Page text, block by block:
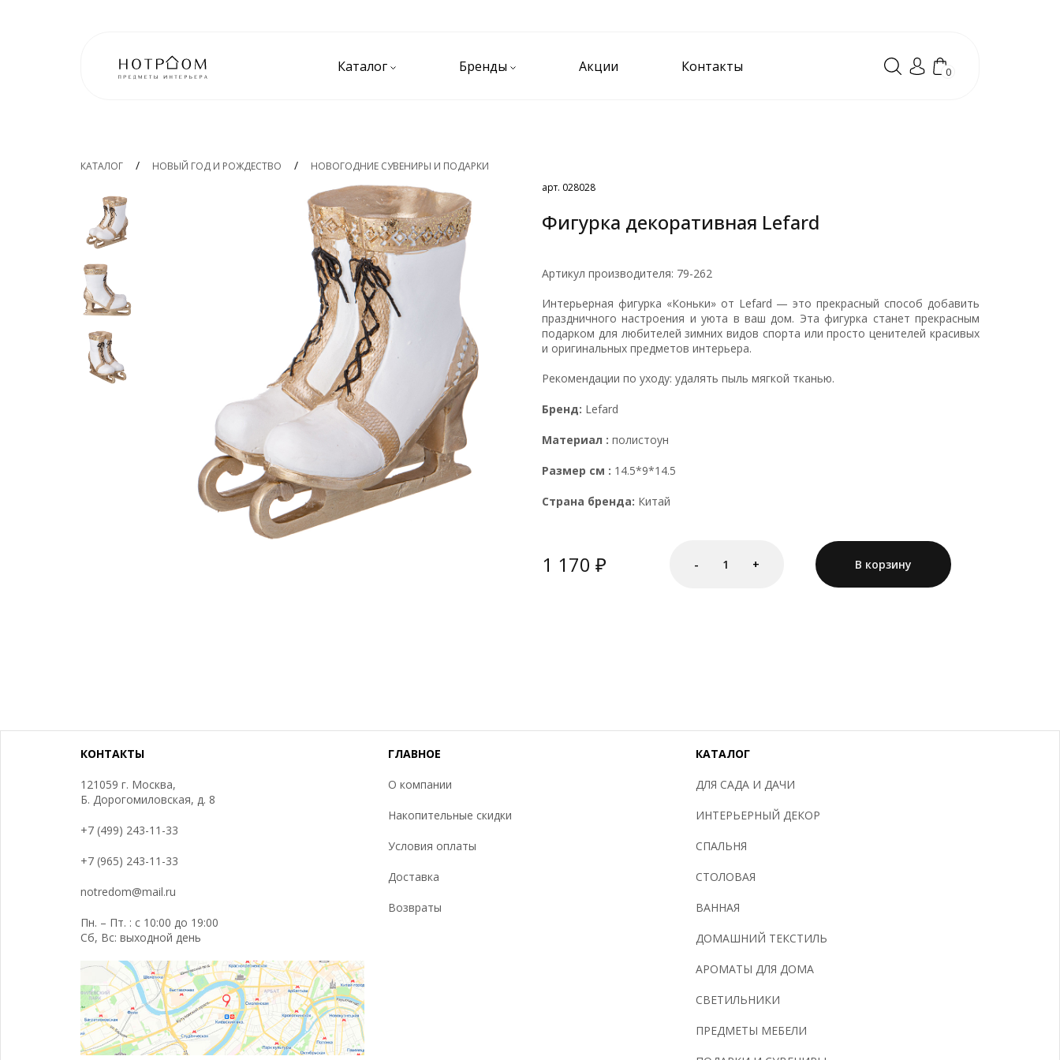
Каталог Бренды Акции Контакты 0
КАТАЛОГ НОВЫЙ ГОД И РОЖДЕСТВО
НОВОГОДНИЕ СУВЕНИРЫ И ПОДАРКИ
арт. 028028
Фигурка декоративная Lefard
Артикул производителя: 79-262
Интерьерная фигурка «Коньки» от Lefard — это прекрасный способ добавить
праздничного настроения и уюта в ваш дом. Эта фигурка станет прекрасным
подарком для любителей зимних видов спорта или просто ценителей красивых
и оригинальных предметов интерьера.
Рекомендации по уходу: удалять пыль мягкой тканью.
Бренд: Lefard
Материал : полистоун
Размер см : 14.5*9*14.5
Страна бренда: Китай
1 170 - 1 + В корзину
КОНТАКТЫ
121059 г. Москва,
Б. Дорогомиловская, д. 8
+7 (499) 243-11-33
+7 (965) 243-11-33
notredom@mail.ru
Пн. – Пт. : с 10:00 до 19:00
Сб, Вс: выходной день
ГЛАВНОЕ
О компании
Накопительные скидки
Условия оплаты
Доставка
Возвраты
КАТАЛОГ
ДЛЯ САДА И ДАЧИ
ИНТЕРЬЕРНЫЙ ДЕКОР
СПАЛЬНЯ
СТОЛОВАЯ
ВАННАЯ
ДОМАШНИЙ ТЕКСТИЛЬ
АРОМАТЫ ДЛЯ ДОМА
СВЕТИЛЬНИКИ
ПРЕДМЕТЫ МЕБЕЛИ